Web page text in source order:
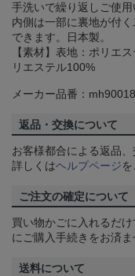
手洗いで繰り返しご使用
内側は一部に裏地が付
できます。日本製。
【素材】表地：ポリエ
リエステル100%
メーカー品番：
返品・交換について
お客様都合による返品
詳しくはヘルプページ
ご注文の確定について
買い物かごに入れるだ
にご購入手続きをお済ま
送料について